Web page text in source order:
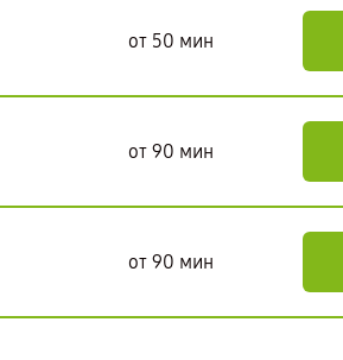
от 50 мин
от 90 мин
от 90 мин